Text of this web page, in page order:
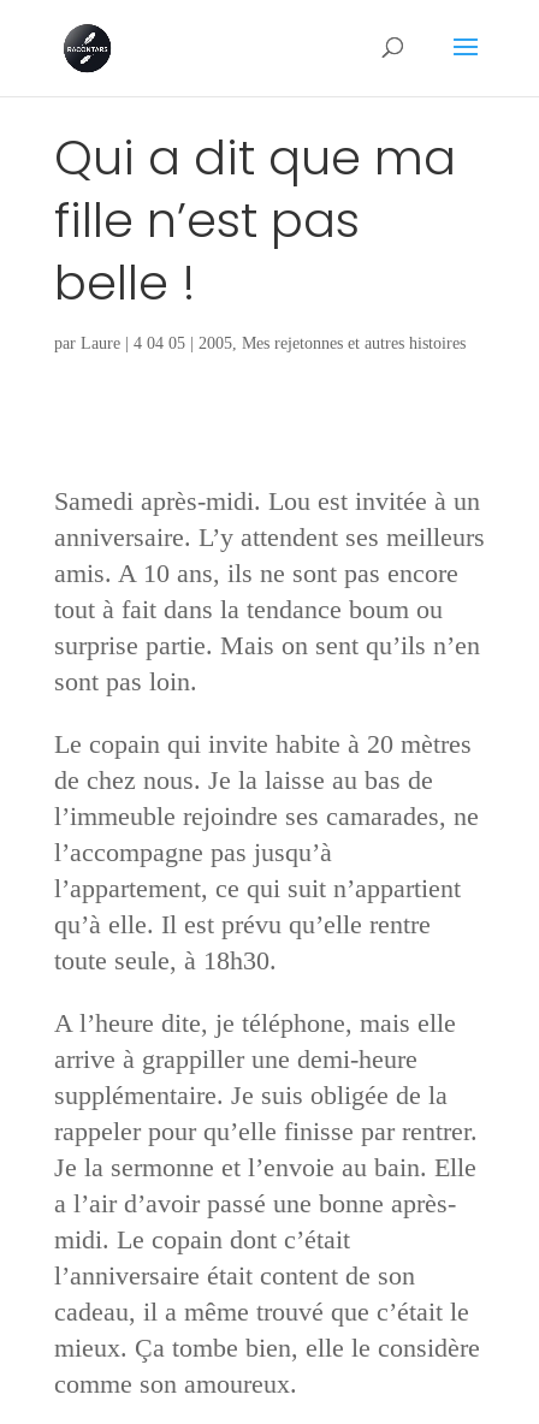
Qui a dit que ma
fille n’est pas
belle !
par Laure| 4 04 05| 2005, Mes rejetonnes et autres histoires
Samedi après-midi. Lou est invitée à un
anniversaire. L’y attendent ses meilleurs
amis. A 10 ans, ils ne sont pas encore
tout à fait dans la tendance boum ou
surprise partie. Mais on sent qu’ils n’en
sont pas loin.
Le copain qui invite habite à 20 mètres
de chez nous. Je la laisse au bas de
l’immeuble rejoindre ses camarades, ne
l’accompagne pas jusqu’à
l’appartement, ce qui suit n’appartient
qu’à elle. Il est prévu qu’elle rentre
toute seule, à 18h30.
A l’heure dite, je téléphone, mais elle
arrive à grappiller une demi-heure
supplémentaire. Je suis obligée de la
rappeler pour qu’elle finisse par rentrer.
Je la sermonne et l’envoie au bain. Elle
a l’air d’avoir passé une bonne après-
midi. Le copain dont c’était
l’anniversaire était content de son
cadeau, il a même trouvé que c’était le
mieux. Ça tombe bien, elle le considère
comme son amoureux.